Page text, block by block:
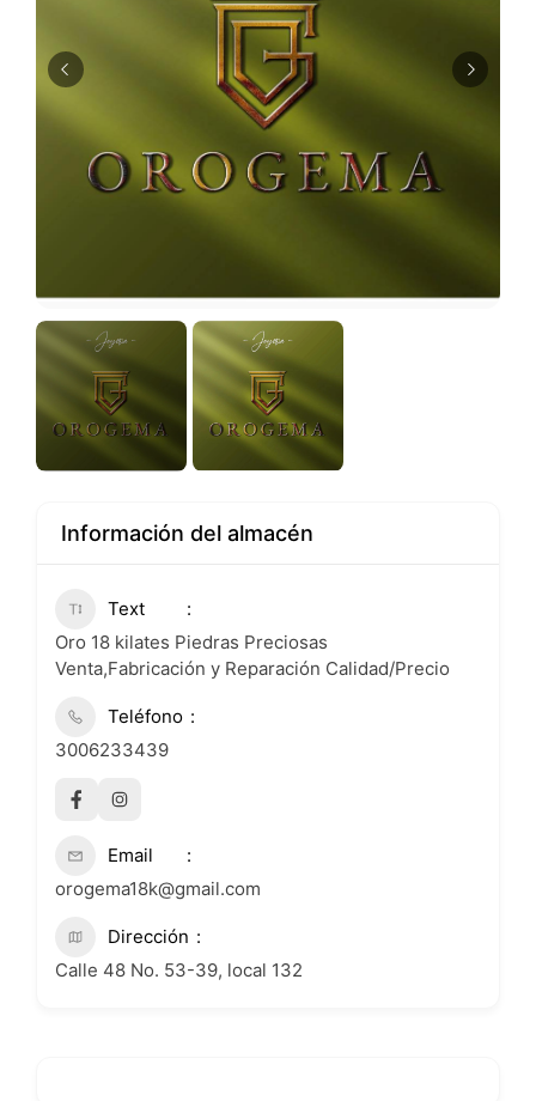
Información del almacén
Text
Oro 18 kilates Piedras Preciosas
Venta,Fabricación y Reparación Calidad/Precio
Teléfono
3006233439
Email
orogema18k@gmail.com
Dirección
Calle 48 No. 53-39, local 132